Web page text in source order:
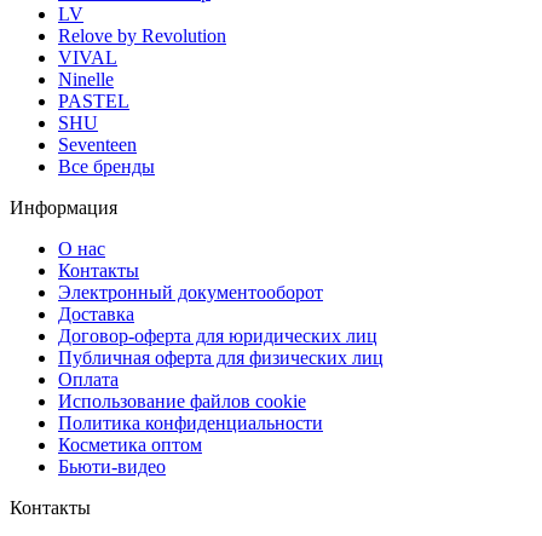
LV
Relove by Revolution
VIVAL
Ninelle
PASTEL
SHU
Seventeen
Все бренды
Информация
О нас
Контакты
Электронный документооборот
Доставка
Договор-оферта для юридических лиц
Публичная оферта для физических лиц
Оплата
Использование файлов cookie
Политика конфиденциальности
Косметика оптом
Бьюти-видео
Контакты